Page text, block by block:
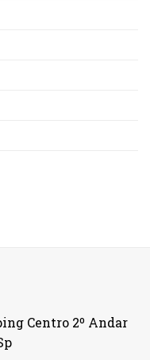
Centro 2º Andar